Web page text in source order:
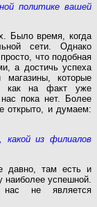
политике вашей
Было время, когда
сети. Однако
что подобная
а достичь успеха
которые
как на факт уже
пока нет. Более
открыто, и думаем:
из филиалов
давно, там есть и
наиболее успешной.
не является